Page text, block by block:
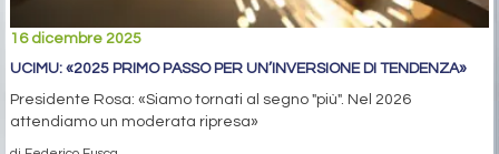
16 dicembre 2025
UCIMU: «2025 PRIMO PASSO PER UN’INVERSIONE DI TENDENZA»
Presidente Rosa: «Siamo tornati al segno "più". Nel 2026
attendiamo un moderata ripresa»